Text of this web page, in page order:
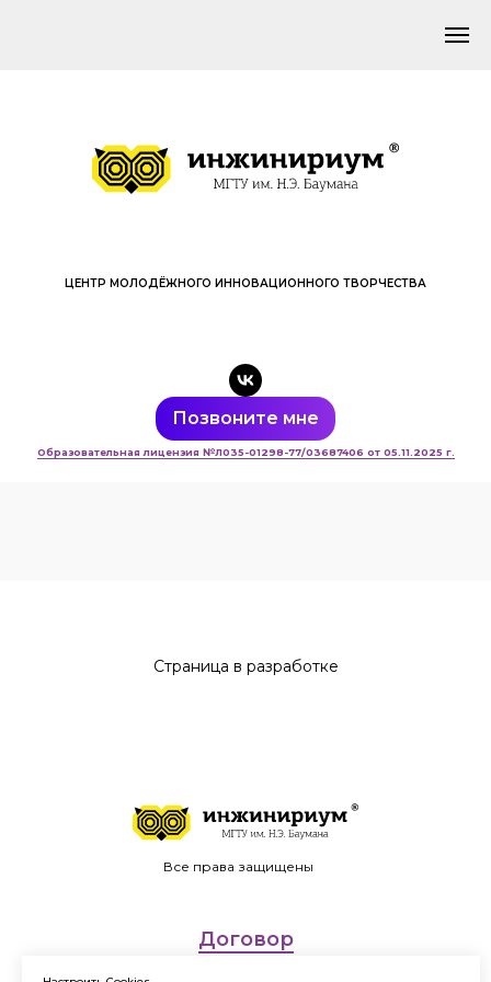
ЦЕНТР МОЛОДЁЖНОГО ИННОВАЦИОННОГО ТВОРЧЕСТВА
Позвоните мне
Образовательная лицензия №Л035-01298-77/03687406 от 05.11.2025 г.
Страница в разработке
Все права защищены
Договор